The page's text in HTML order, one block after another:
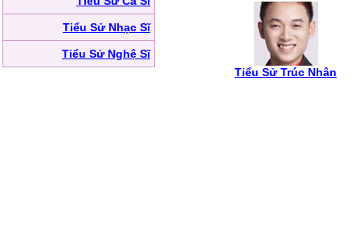
Tiểu Sử Nhạc Sĩ
Tiểu Sử Nghệ Sĩ
Tiểu Sử Trúc Nhân